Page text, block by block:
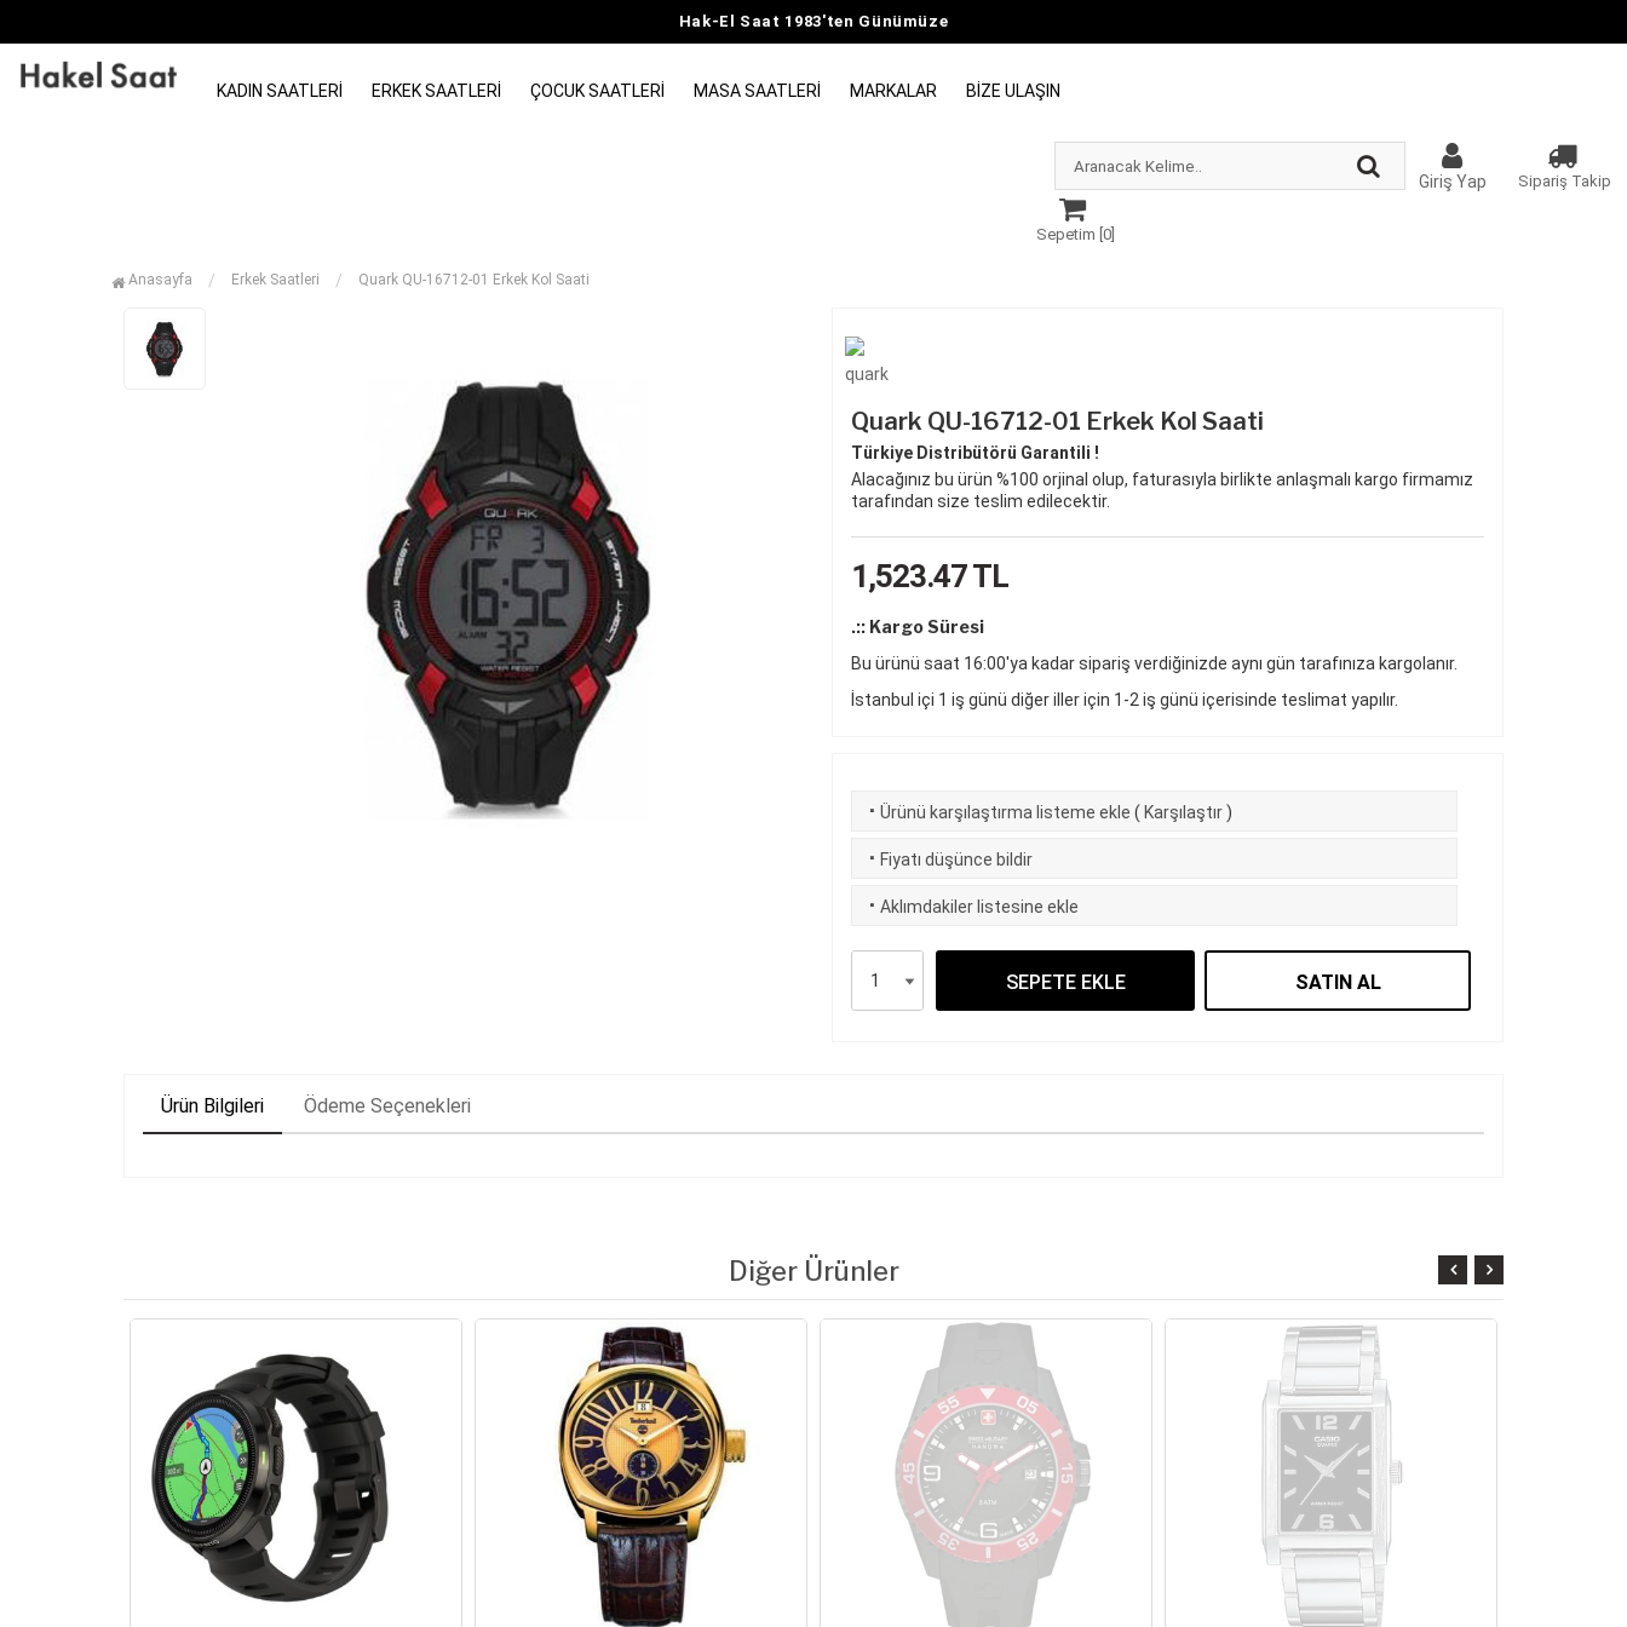
Hak-El Saat 1983'ten Günümüze
KADIN SAATLERI ERKEK SAATLERI ÇOCUK SAATLERI MASA SAATLERI MARKALAR BIZE ULAŞIN
Giriş Yap Sipariş Takip
Sepetim [ 0]
Anasayfa Erkek Saatleri Quark QU-16712-01 Erkek Kol Saati
Quark QU-16712-01 Erkek Kol Saati
Türkiye Distribütörü Garantili !
Alacağınız bu ürün %100 orjinal olup, faturasıyla birlikte anlaşmalı kargo firmamız
tarafından size teslim edilecektir.
1,523.47TL
.:: Kargo Süresi
Bu ürünü saat 16:00'ya kadar sipariş verdiğinizde aynı gün tarafınıza kargolanır.
İstanbul içi 1 iş günü diğer iller için 1-2 iş günü içerisinde teslimat yapılır.
· Ürünü karşılaştırma listeme ekle ( Karşılaştır )
· Fiyatı düşünce bildir
· Aklımdakiler listesine ekle
SEPETE EKLE SATIN AL
Ürün Bilgileri Ödeme Seçenekleri
Diğer Ürünler